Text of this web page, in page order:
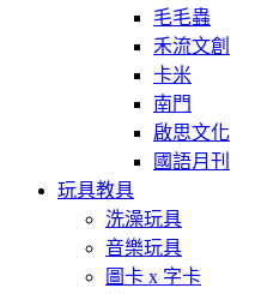
毛毛蟲
禾流文創
卡米
南門
啟思文化
國語月刊
玩具教具
洗澡玩具
音樂玩具
圖卡 x 字卡